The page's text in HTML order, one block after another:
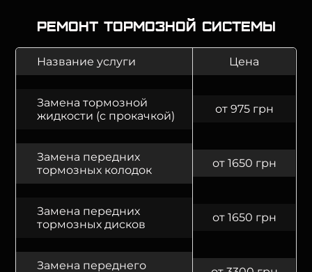
Ремонт тормозной системы
Название услуги Цена
Замена тормозной
жидкости (с прокачкой)
от 975 грн
Замена передних
тормозных колодок
от 1650 грн
Замена передних
тормозных дисков
от 1650 грн
Замена переднего